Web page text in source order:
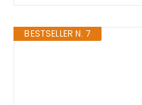
BESTSELLER N. 7